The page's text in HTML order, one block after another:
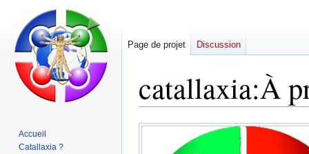
catallaxia:À
Aller
Aller
Page de projet Discussion
Accueil
Catallaxia ?